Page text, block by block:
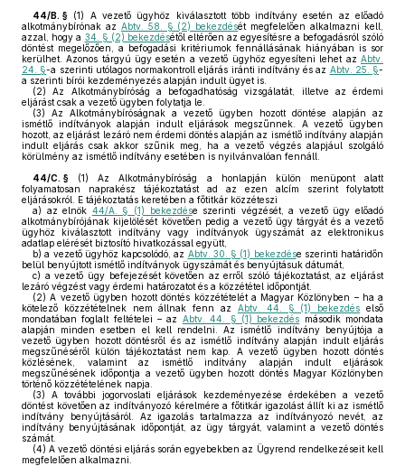
44/B. § (1)
A vezető ügyhöz kiválasztott több indítvány esetén az előadó
alkotmánybírónak az Abtv. 58. § (2) bekezdését megfelelően alkalmazni kell,
azzal, hogy a 34. § (2) bekezdésétől eltérően az egyesítésre a befogadásról szóló
döntést megelőzően, a befogadási kritériumok fennállásának hiányában is sor
kerülhet. Azonos tárgyú ügy esetén a vezető ügyhöz egyesíteni lehet az Abtv.
24. §-a szerinti utólagos normakontroll eljárás iránti indítvány és az Abtv. 25. §-
a szerinti bírói kezdeményezés alapján indult ügyet is.
(2) Az Alkotmánybíróság a befogadhatóság vizsgálatát, illetve az érdemi
eljárást csak a vezető ügyben folytatja le.
(3) Az Alkotmánybíróságnak a vezető ügyben hozott döntése alapján az
ismétlő indítványok alapján indult eljárások megszűnnek. A vezető ügyben
hozott, az eljárást lezáró nem érdemi döntés alapján az ismétlő indítvány alapján
indult eljárás csak akkor szűnik meg, ha a vezető végzés alapjául szolgáló
körülmény az ismétlő indítvány esetében is nyilvánvalóan fennáll.
44/C. § (1) Az Alkotmánybíróság a honlapján külön menüpont alatt
folyamatosan naprakész tájékoztatást ad az ezen alcím szerint folytatott
eljárásokról. E tájékoztatás keretében a főtitkár közzéteszi
a) az elnök 44/A. § (1) bekezdése szerinti végzését, a vezető ügy előadó
alkotmánybírójának kijelölését követően pedig a vezető ügy tárgyát és a vezető
ügyhöz kiválasztott indítvány vagy indítványok ügyszámát az elektronikus
adatlap elérését biztosító hivatkozással együtt,
b) a vezető ügyhöz kapcsolódó, az Abtv. 30. § (1) bekezdése szerinti határidőn
belül benyújtott ismétlő indítványok ügyszámát és benyújtásuk dátumát,
c) a vezető ügy befejezését követően az erről szóló tájékoztatást, az eljárást
lezáró végzést vagy érdemi határozatot és a közzététel időpontját.
(2) A vezető ügyben hozott döntés közzétételét a Magyar Közlönyben – ha a
kötelező közzétételnek nem állnak fenn az Abtv. 44. § (1) bekezdés első
mondatában foglalt feltételei – az Abtv. 44. § (1) bekezdés második mondata
alapján minden esetben el kell rendelni. Az ismétlő indítvány benyújtója a
vezető ügyben hozott döntésről és az ismétlő indítvány alapján indult eljárás
megszűnéséről külön tájékoztatást nem kap. A vezető ügyben hozott döntés
közlésének, valamint az ismétlő indítvány alapján indult eljárások
megszűnésének időpontja a vezető ügyben hozott döntés Magyar Közlönyben
történő közzétételének napja.
(3) A további jogorvoslati eljárások kezdeményezése érdekében a vezető
döntést követően az indítványozó kérelmére a főtitkár igazolást állít ki az ismétlő
indítvány benyújtásáról. Az igazolás tartalmazza az indítványozó nevét, az
indítvány benyújtásának időpontját, az ügy tárgyát, valamint a vezető döntés
számát.
(4) A vezető döntési eljárás során egyebekben az Ügyrend rendelkezéseit kell
megfelelően alkalmazni.